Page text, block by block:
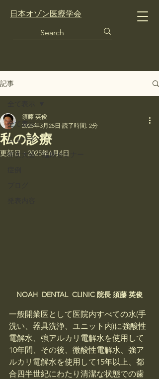
日本オゾン医療学会
記事
全て表示
ニュース
年次大会・臨床セミナー
私の診療
須藤 英俊
2025年3月25日 読了時間: 2分
更新日： 2025年6月4日
NOAH  DENTAL  CLINIC 院長 須藤 英俊
一般開業医として医院内すべての水(手
洗い、器具洗浄、ユニット内)に強酸性
電解水、強アルカリ電解水を使用して
10年間、その後、微酸性電解水、強ア
ルカリ電解水を使用して15年以上、都
合四半世紀にわたり清潔な状態での歯